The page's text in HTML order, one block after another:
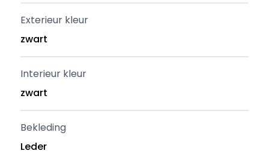
Exterieur kleur
zwart
Interieur kleur
zwart
Bekleding
Leder